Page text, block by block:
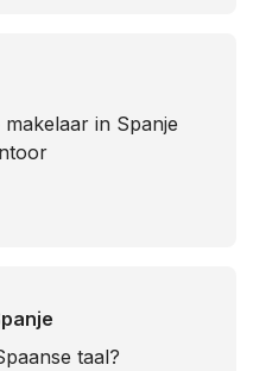
in Spanje
taal?